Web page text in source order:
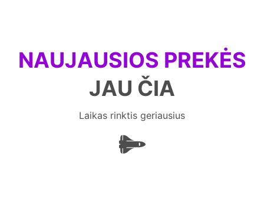
NAUJAUSIOS PREKĖS
JAU ČIA
Laikas rinktis geriausius